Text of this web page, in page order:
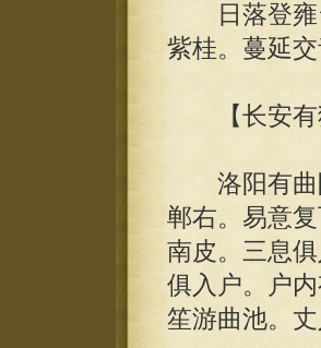
日落登雍台
紫桂。蔓延
【长安有狭
洛阳有曲陌
郸右。易意
南皮。三息
俱入户。户
笙游曲池。